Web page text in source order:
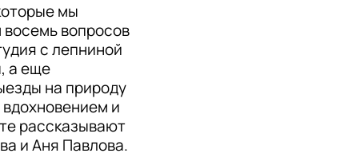
мы
вопросов
с лепниной
а еще
на природу
и
рассказывают
и Аня Павлова.